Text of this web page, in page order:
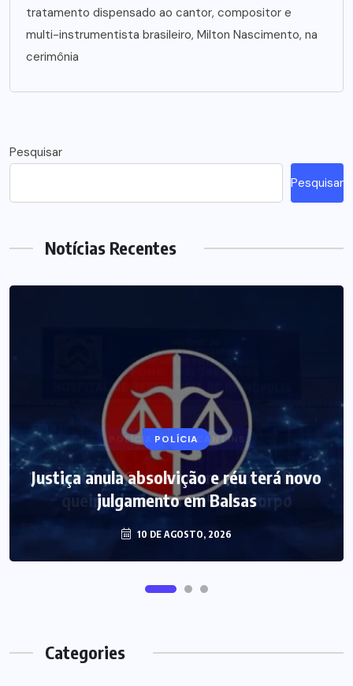
tratamento dispensado ao cantor, compositor e
multi-instrumentista brasileiro, Milton Nascimento, na
cerimônia
Pesquisar
Pesquisar
Notícias Recentes
POLÍCIA
Justiça anula absolvição e réu terá novo
julgamento em Balsas
10 DE AGOSTO, 2026
Categories